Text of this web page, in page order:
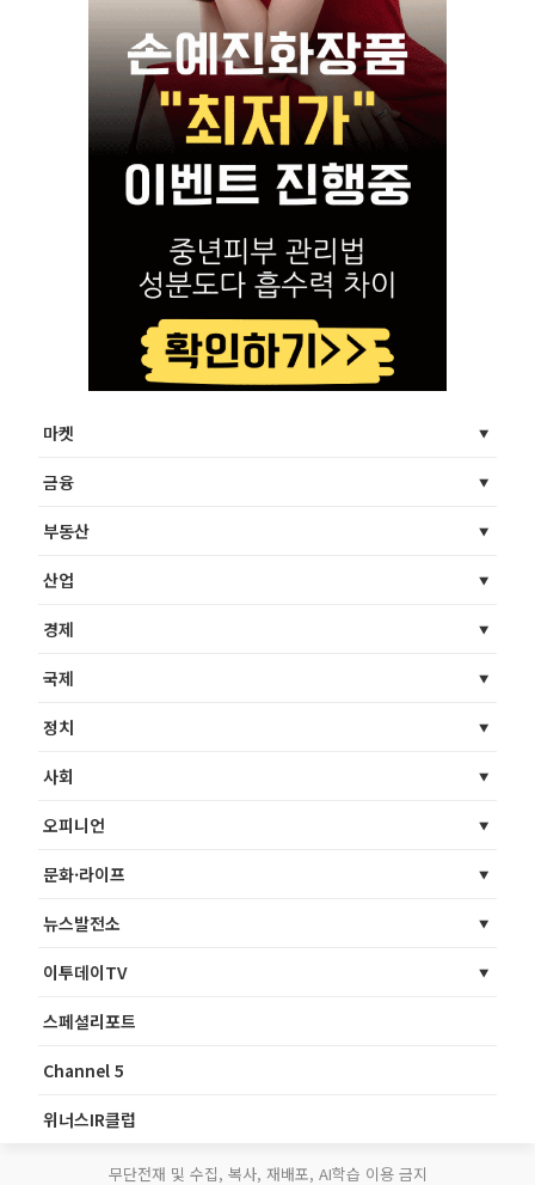
마켓
금융
부동산
산업
경제
국제
정치
사회
오피니언
문화·라이프
뉴스발전소
이투데이TV
스페셜리포트
Channel 5
위너스IR클럽
무단전재 및 수집, 복사, 재배포, AI학습 이용 금지